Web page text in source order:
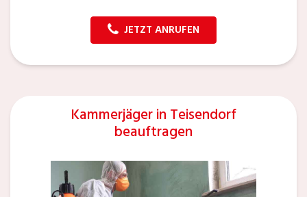
JETZT ANRUFEN
Kammerjäger in Teisendorf
beauftragen